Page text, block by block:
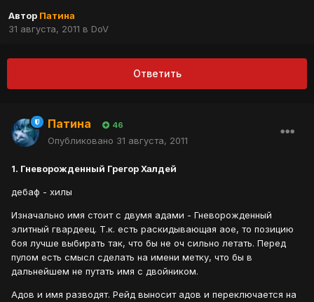
Автор Патина
31 августа, 2011 в DoV
Ответить
Патина 46
Опубликовано 31 августа, 2011
1. Гневорожденный Грегор Халдей
дебаф - хилы
Изначально имя стоит с двумя адами - Гневорожденный
элитный гвардеец. Т.к. есть раскидывающая аое, то позицию
боя лучше выбирать так, что бы не оч сильно летать. Перед
пулом есть смысл сделать на имени метку, что бы в
дальнейшем не путать имя с двойником.
Адов и имя разводят. Рейд выносит адов и переключается на